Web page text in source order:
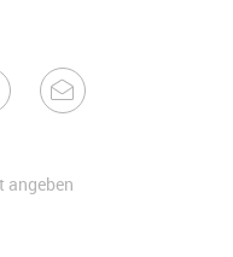
angeben